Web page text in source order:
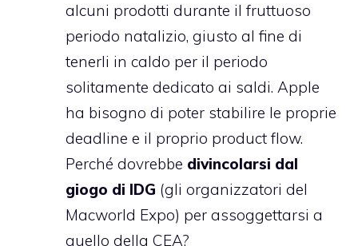
alcuni prodotti durante il fruttuoso
periodo natalizio, giusto al fine di
tenerli in caldo per il periodo
solitamente dedicato ai saldi. Apple
ha bisogno di poter stabilire le proprie
deadline e il proprio product flow.
Perché dovrebbe divincolarsi dal
giogo di IDG (gli organizzatori del
Macworld Expo) per assoggettarsi a
quello della CEA?